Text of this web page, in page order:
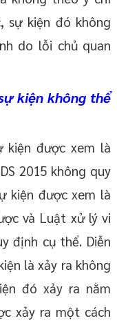
sự kiện đó không
do lỗi chủ quan
kiện không thể
được xem là
2015 không quy
kiện được xem là
và Luật xử lý vi
định cụ thể. Diễn
là xảy ra không
đó xảy ra nằm
xảy ra một cách